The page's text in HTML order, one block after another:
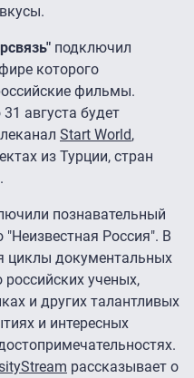
подключил
которого
фильмы.
31 августа будет
Start World,
из Турции, стран
познавательный
Россия". В
циклы документальных
ученых,
и других талантливых
и интересных
рассказывает о